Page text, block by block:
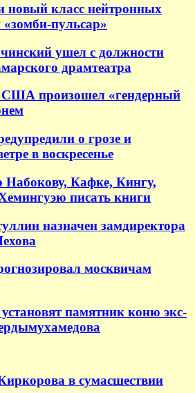
класс нейтронных
пульсар»
ушел с должности
драмтеатра
США произошел «гендерный
о грозе и
в воскресенье
Набокову, Кафке, Кингу,
писать книги
назначен замдиректора
москвичам
памятник коню экс-
в сумасшествии